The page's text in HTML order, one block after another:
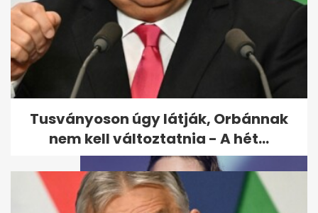
Bíró Ica szupermarketben
keres állást
Tusványoson úgy látják, Orbánnak
nem kell változtatnia - A hét...